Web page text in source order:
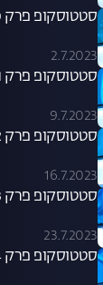
סטטוסקופ פרק 160
2.7.2023
סטטוסקופ פרק 161
9.7.2023
סטטוסקופ פרק 162
16.7.2023
סטטוסקופ פרק 163
23.7.2023
סטטוסקופ פרק 164